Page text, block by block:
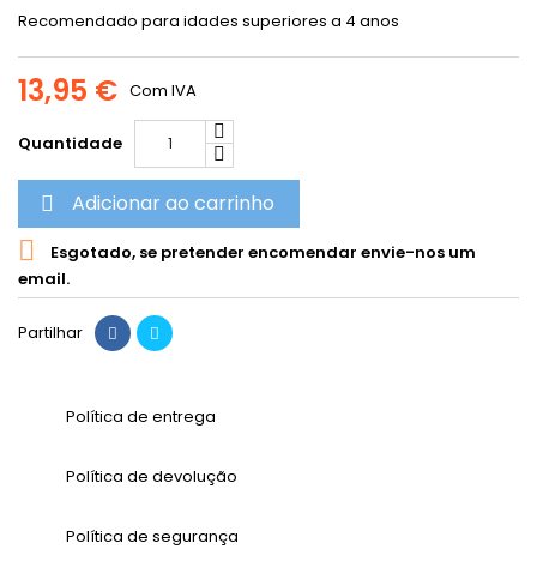
Recomendado para idades superiores a 4 anos
13,95 € Com IVA
Quantidade
 Adicionar ao carrinho

Esgotado, se pretender encomendar envie-nos um
email.
Partilhar
Política de entrega
Política de devolução
Política de segurança